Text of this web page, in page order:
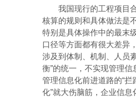
我国现行的工程项目合
核算的规则和具体做法是
特别是具体操作中的最末
口径等方面都有很大差异
涉及到体制、机制、人员
衡”的统一，不实现管理信
管理信息化前进道路的“
化”就大伤脑筋，企业信息